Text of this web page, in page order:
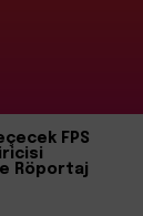
FPS
Röportaj